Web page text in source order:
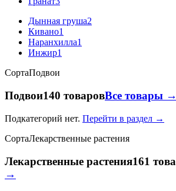
Дынная груша2
Кивано1
Наранхилла1
Инжир1
СортаПодвои
Подвои140 товаровВсе товары →
Подкатегорий нет. Перейти в раздел →
СортаЛекарственные растения
Лекарственные растения161
→